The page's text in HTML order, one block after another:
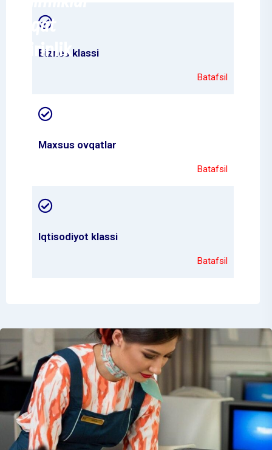
Ovqat
Shirinlik
Biznes klassi
Batafsil
Maxsus ovqatlar
Batafsil
Iqtisodiyot klassi
Batafsil